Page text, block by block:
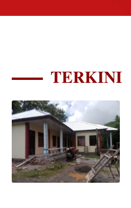
TERKINI